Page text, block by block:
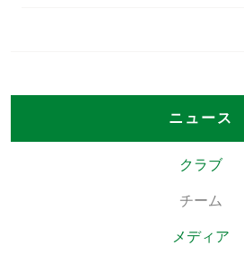
ニュース
クラブ
チーム
メディア